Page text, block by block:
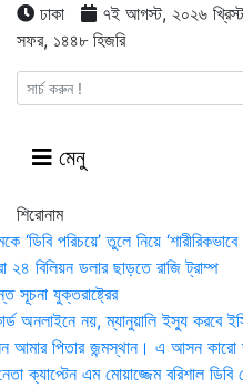
ঢাকা
৭ই আগস্ট, ২০২৬
সফর, ১৪৪৮ হিজরি
মেনু
শিরোনাম
‘ডিবি পরিচয়ে’ তুলে নিয়ে
২৪ বিলিয়ন ডলার ছাড়তে রাজি ট্রাম্প
সূচনা যুক্তরাষ্ট্রের
অনলাইনে নয়, ম্যানুয়ালি ইস্যু করবে
পিতার জন্মস্থান। এ আসন কারো
ক্যাপ্টেন এম মোয়াজ্জেম বরিশাল ডিবি